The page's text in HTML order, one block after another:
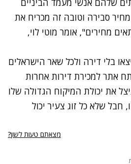
שלהם אנשי מעמד הביניים
סבירה וטובה זה מכריח את
מחירים", אומר מוטי לוי,
שיצאו בלי דירה ולכל שאר הישראלים
אתר למכירת דירות אחרות
את יכולת המיקוח הגדולה שלו
חבל שלא כל זוג צעיר יכול
מצאתם טעות לשון?